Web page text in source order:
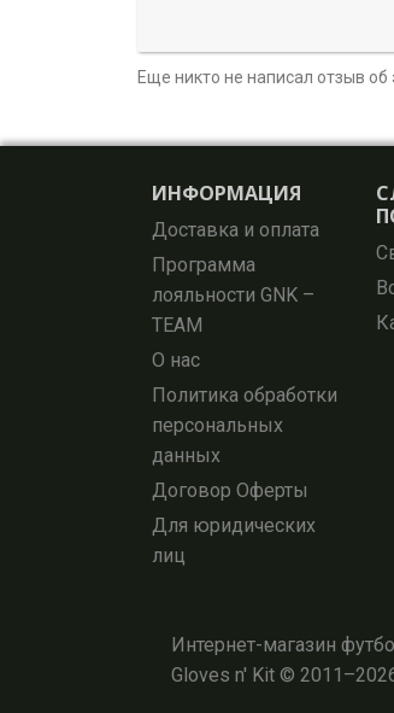
Еще никто не написал отзыв
ИНФОРМАЦИЯ
Доставка и оплата
Программа
лояльности GNK –
TEAM
О нас
Политика обработки
персональных
данных
Договор Оферты
Для юридических
лиц
Интернет-магазин
Gloves n' Kit ©